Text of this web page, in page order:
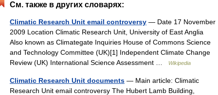
См. также в других словарях:
Climatic Research Unit email controversy — Date 17 November
2009 Location Climatic Research Unit, University of East Anglia
Also known as Climategate Inquiries House of Commons Science
and Technology Committee (UK)[1] Independent Climate Change
Review (UK) International Science Assessment …
Wikipedia
Climatic Research Unit documents — Main article: Climatic
Research Unit email controversy The Hubert Lamb Building,